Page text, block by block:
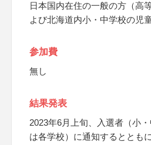
日本国内在住の一般の方（高
よび北海道内小・中学校の児
参加費
無し
結果発表
2023年6月上旬、入選者（小
は各学校）に通知するととも